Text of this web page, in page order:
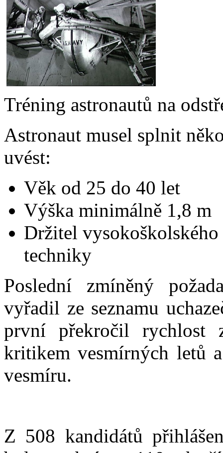
Tréning astronautů na
Astronaut musel splnit
uvést:
Věk od 25 do 40 let
Výška minimálně 1,8 m
Držitel
techniky
Poslední zmíněný
vyřadil ze seznamu
první překročil rychlost
kritikem vesmírných letů
vesmíru.
Z 508 kandidátů